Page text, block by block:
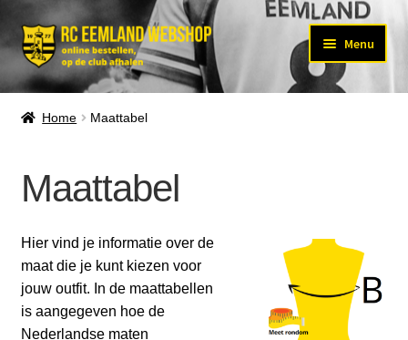
Ga
door
naar
Ga
naar
de
Menu
KLEDING
SPORTPAS
OVER ONS
Home Maattabel
Maattabel
Hier vind je informatie over de
maat die je kunt kiezen voor
jouw outfit. In de maattabellen
is aangegeven hoe de
Nederlandse maten